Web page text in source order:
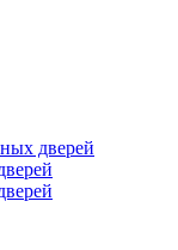
дверей